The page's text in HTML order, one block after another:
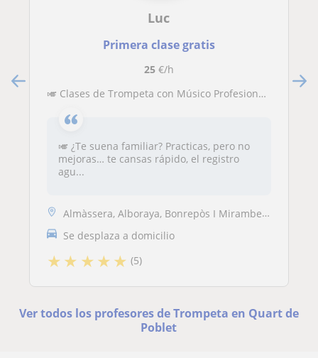
Luc
Primera clase gratis
25€/h
🎺 Clases de Trompeta con Músico Profesional – Todos los niveles
🎺 ¿Te suena familiar? Practicas, pero no
mejoras… te cansas rápido, el registro
agu...
Almàssera, Alboraya, Bonrepòs I Mirambell, Tavernes Blanques, Valencia...
Se desplaza a domicilio
★★ ★★★ (5)
Ver todos los profesores de Trompeta en Quart de
Poblet